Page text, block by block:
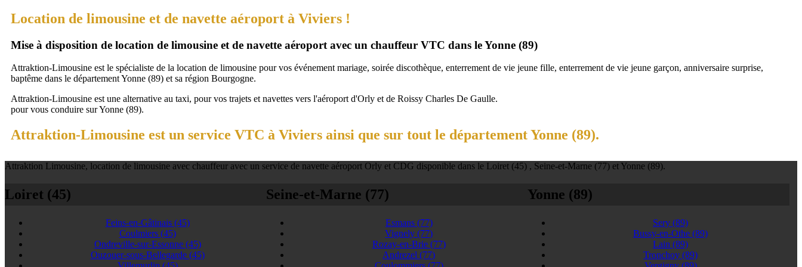
Location de limousine et de navette aéroport à Viviers !
Mise à disposition de location de limousine et de navette aéroport avec un chauffeur VTC dans le Yonne (89)
Attraktion-Limousine est le spécialiste de la location de limousine pour vos événement mariage, soirée discothèque, enterrement de vie jeune fille, enterrement de vie jeune garçon, anniversaire surprise,
baptême dans le département Yonne (89) et sa région Bourgogne.
Attraktion-Limousine est une alternative au taxi, pour vos trajets et navettes vers l'aéroport d'Orly et de Roissy Charles De Gaulle.
pour vous conduire sur Yonne (89).
Attraktion-Limousine est un service VTC à Viviers ainsi que sur tout le département Yonne (89).
Attraktion Limousine, location de limousine avec chauffeur avec un service de navette aéroport Orly et CDG disponible dans le Loiret (45) , Seine-et-Marne (77) et Yonne (89).
Loiret (45)
Feins-en-Gâtinais (45)
Coulmiers (45)
Ondreville-sur-Essonne (45)
Ouzouer-sous-Bellegarde (45)
Seine-et-Marne (77)
Esmans (77)
Vignely(77)
Rozay-en-Brie (77)
Andrezel(77)
Yonne (89)
Sery(89)
Bussy-en-Othe(89)
Lain(89)
Tronchoy(89)